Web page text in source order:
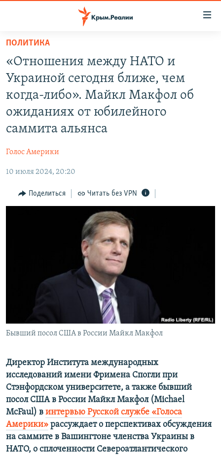
Вернуться
основному
содержанию
Вернутся
главной
навигации
КАРТА ВОЕННЫХ ОБЪЕКТОВ КРЫМА
ВОДА
ЕЩЕ
ТЕЛЕПРОЕКТ КРЫМ.РЕАЛИИ
СОВЕТЫ ПРАВОЗАЩИТНИКОВ
ПОБЕДИТЕЛЕЙ НЕ СУДЯТ?
КРЫМ.НЕПОКОРЕННЫЙ
УКРАИНСКАЯ ПРОБЛЕМА КРЫМА
КАК ОБОЙТИ БЛОКИРОВКУ
Все сайты RFE/RL
ПОЛИТИКА
«Отношения между НАТО и
Украиной сегодня ближе, чем
когда-либо». Майкл Макфол об
ожиданиях от юбилейного
саммита альянса
Голос Америки
10 июля 2024, 20:20
Поделиться Читать без VPN
Бывший посол США в России Майкл Макфол
Директор Института международных
исследований имени Фримена Спогли при
Стэнфордском университете, а также бывший
посол США в России Майкл Макфол (Michael
McFaul) в интервью Русской службе «Голоса
Америки» рассуждает о перспективах обсуждения
на саммите в Вашингтоне членства Украины в
НАТО, о сплоченности Североатлантического